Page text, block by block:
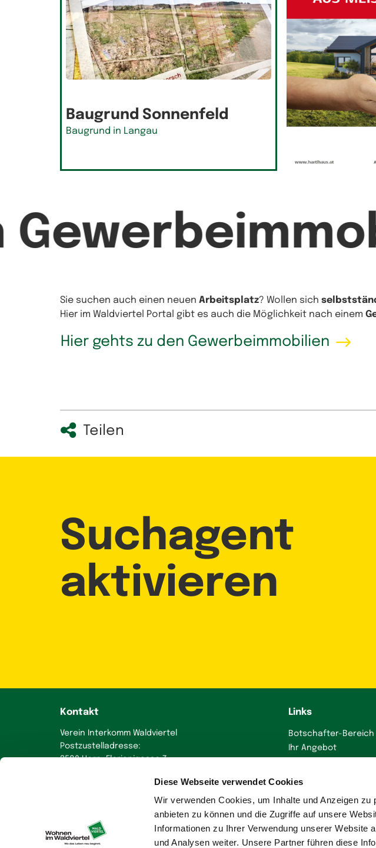
Diese Webseite verwendet Cookies
Wir verwenden Cookies, um Inhalte und Anzeigen
anbieten zu können und die Zugriffe auf unsere
Informationen zu Ihrer Verwendung unserer Website
und Analysen weiter. Unsere Partner führen diese
Baugrund Sonnenfeld
Baugrund in Langau
Sie suchen auch einen neuen Arbeitsplatz? Wollen sich
Hier im Waldviertel Portal gibt es auch die Möglichkeit nach einem
Hier gehts zu den Gewerbeimmobilien
Teilen
Suchagent
aktivieren
Kontakt
Verein Interkomm Waldviertel
Postzustelladresse:
3580 Horn, Florianigasse 7
wohnen-im-waldviertel.at
Links
Botschafter-Bereich
Ihr Angebot
Presse